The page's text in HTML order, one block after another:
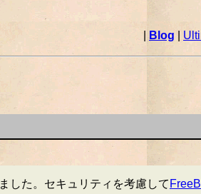
Blog
した。セキュリティを考慮して